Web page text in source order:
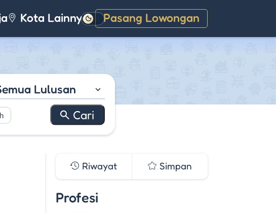
Kota Lainnya Pasang Lowongan
Gelap
Lulusan
Riwayat Simpan
Profesi